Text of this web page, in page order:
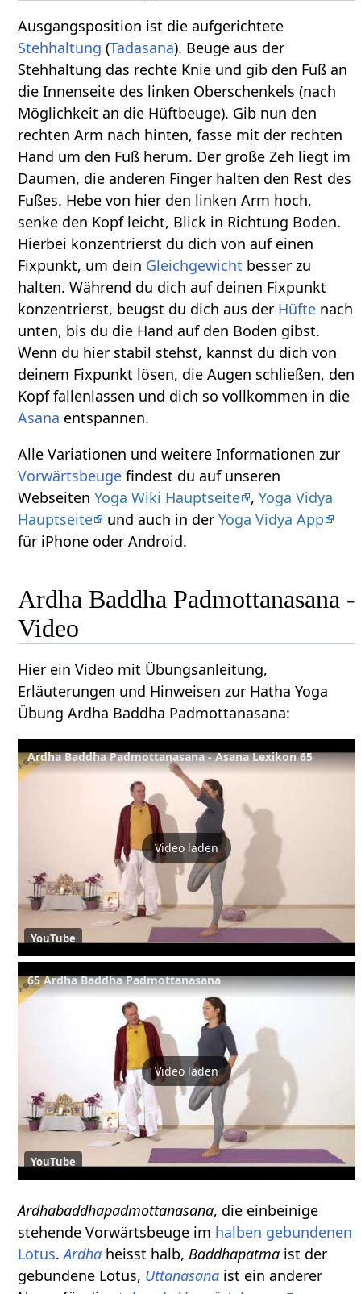
Ausgangsposition ist die aufgerichtete
Stehhaltung (Tadasana). Beuge aus der
Stehhaltung das rechte Knie und gib den Fuß an
die Innenseite des linken Oberschenkels (nach
Möglichkeit an die Hüftbeuge). Gib nun den
rechten Arm nach hinten, fasse mit der rechten
Hand um den Fuß herum. Der große Zeh liegt im
Daumen, die anderen Finger halten den Rest des
Fußes. Hebe von hier den linken Arm hoch,
senke den Kopf leicht, Blick in Richtung Boden.
Hierbei konzentrierst du dich von auf einen
Fixpunkt, um dein Gleichgewicht besser zu
halten. Während du dich auf deinen Fixpunkt
konzentrierst, beugst du dich aus der Hüfte nach
unten, bis du die Hand auf den Boden gibst.
Wenn du hier stabil stehst, kannst du dich von
deinem Fixpunkt lösen, die Augen schließen, den
Kopf fallenlassen und dich so vollkommen in die
Asana entspannen.
Alle Variationen und weitere Informationen zur
Vorwärtsbeuge findest du auf unseren
WebseitenYoga Wiki Hauptseite ,Yoga Vidya
Hauptseite
und auch in derYoga Vidya App
für iPhone oder Android.
Ardha Baddha Padmottanasana -
Video
Hier ein Video mit Übungsanleitung,
Erläuterungen und Hinweisen zur Hatha Yoga
Übung Ardha Baddha Padmottanasana:
Ardha Baddha Padmottanasana - Asana Lexikon 65
Video laden
YouTube
65 Ardha Baddha Padmottanasana
Video laden
YouTube
Ardhabaddhapadmottanasana, die einbeinige
stehende Vorwärtsbeuge im halben gebundenen
Lotus.Ardha heisst halb,Baddhapatma ist der
gebundene Lotus, Uttanasana ist ein anderer